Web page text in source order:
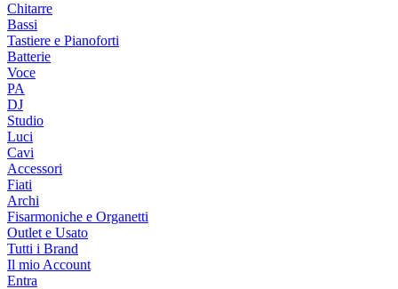
Chitarre
Bassi
Tastiere e Pianoforti
Batterie
Voce
PA
DJ
Studio
Luci
Cavi
Accessori
Fiati
Archi
Fisarmoniche e Organetti
Outlet e Usato
Tutti i Brand
Il mio Account
Entra